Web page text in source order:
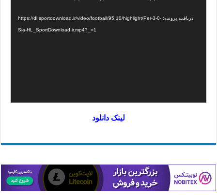
دریافت پرونده: https://dl.sportdownload.ir/video/football/95.10/highlight/Per-3-0-
Sia-HL_SportDownload.ir.mp4?_=1
لینک دانلود